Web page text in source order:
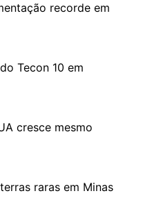
recorde em
Tecon 10 em
cresce mesmo
raras em Minas